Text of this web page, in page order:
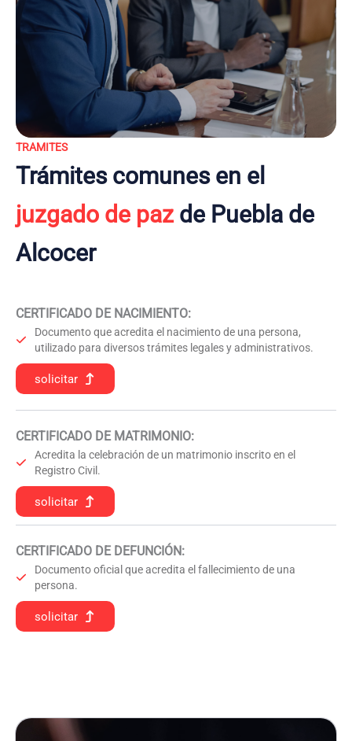
TRAMITES
Trámites comunes en el
juzgado de pazde Puebla de
Alcocer
CERTIFICADO DE NACIMIENTO:
Documento que acredita el nacimiento de una persona,
utilizado para diversos trámites legales y administrativos.
solicitar
CERTIFICADO DE MATRIMONIO:
Acredita la celebración de un matrimonio inscrito en el
Registro Civil.
solicitar
CERTIFICADO DE DEFUNCIÓN:
Documento oficial que acredita el fallecimiento de una
persona.
solicitar